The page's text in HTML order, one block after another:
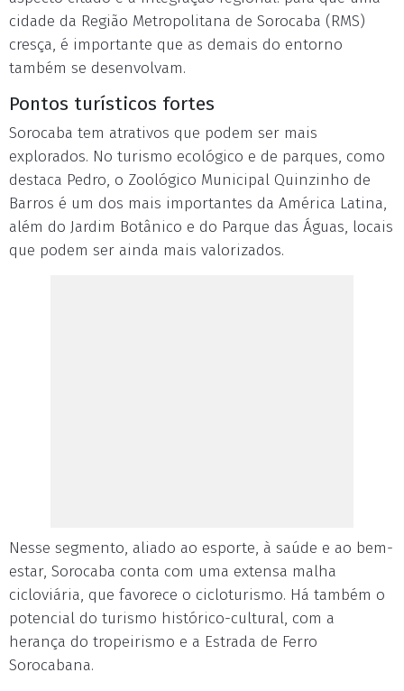
cidade da Região Metropolitana de Sorocaba (RMS)
cresça, é importante que as demais do entorno
também se desenvolvam.
Pontos turísticos fortes
Sorocaba tem atrativos que podem ser mais
explorados. No turismo ecológico e de parques, como
destaca Pedro, o Zoológico Municipal Quinzinho de
Barros é um dos mais importantes da América Latina,
além do Jardim Botânico e do Parque das Águas, locais
que podem ser ainda mais valorizados.
Nesse segmento, aliado ao esporte, à saúde e ao bem-
estar, Sorocaba conta com uma extensa malha
cicloviária, que favorece o cicloturismo. Há também o
potencial do turismo histórico-cultural, com a
herança do tropeirismo e a Estrada de Ferro
Sorocabana.